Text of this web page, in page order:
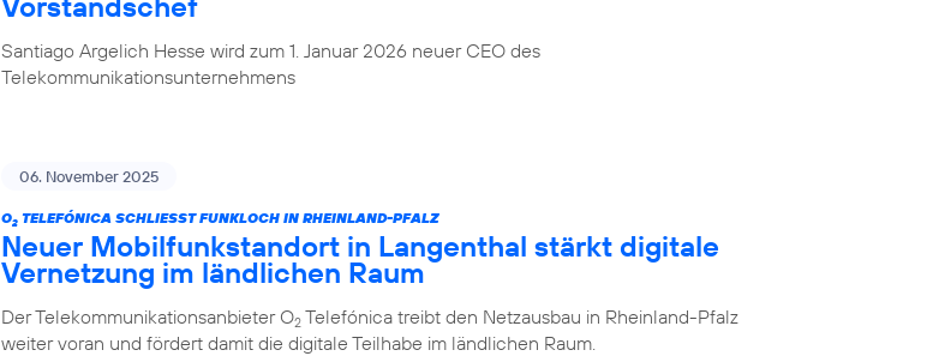
Santiago Argelich Hesse wird zum 1. Januar 2026 neuer CEO des
Telekommunikationsunternehmens
06. November 2025
O2 TELEFÓNICA SCHLIESST FUNKLOCH IN RHEINLAND-PFALZ
Neuer Mobilfunkstandort in Langenthal stärkt digitale
Vernetzung im ländlichen Raum
Der Telekommunikationsanbieter O2 Telefónica treibt den Netzausbau in Rheinland-Pfalz
weiter voran und fördert damit die digitale Teilhabe im ländlichen Raum.